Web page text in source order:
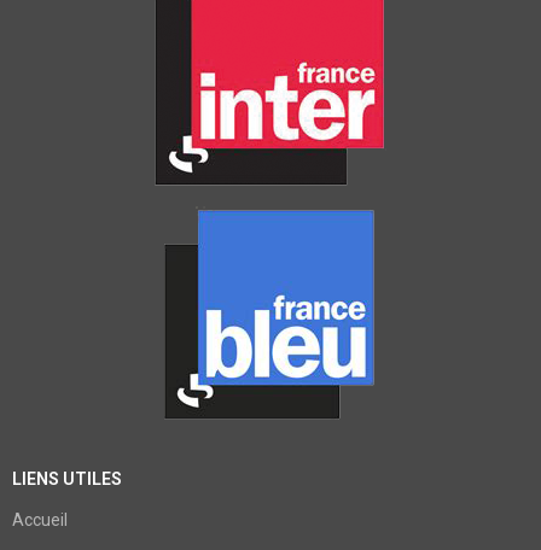
LIENS UTILES
Accueil